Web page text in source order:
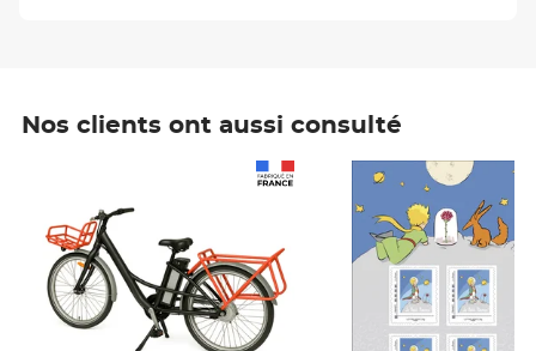
Nos clients ont aussi consulté
Prix 7,50€